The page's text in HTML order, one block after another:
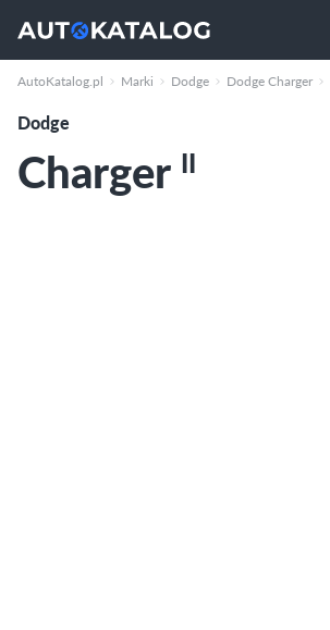
AutoKatalog.pl Marki Dodge Dodge Charger
Dodge
Charger II